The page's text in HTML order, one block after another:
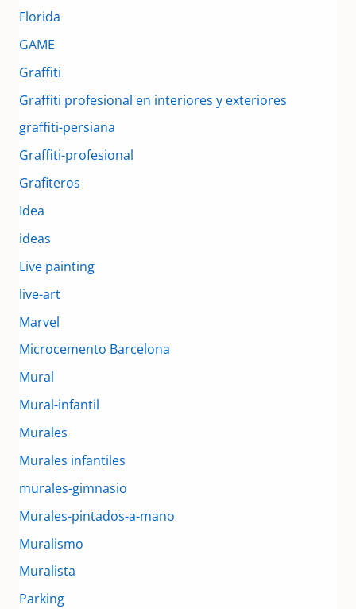
Florida
GAME
Graffiti
Graffiti profesional en interiores y exteriores
graffiti-persiana
Graffiti-profesional
Grafiteros
Idea
ideas
Live painting
live-art
Marvel
Microcemento Barcelona
Mural
Mural-infantil
Murales
Murales infantiles
murales-gimnasio
Murales-pintados-a-mano
Muralismo
Muralista
Parking